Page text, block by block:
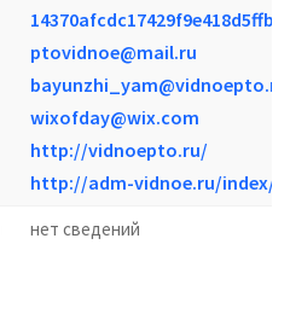
ptovidnoe@mail.ru
bayunzhi_yam@vidnoepto.ru
wixofday@wix.com
http://vidnoepto.ru/
http://adm-vidnoe.ru/index/
нет сведений